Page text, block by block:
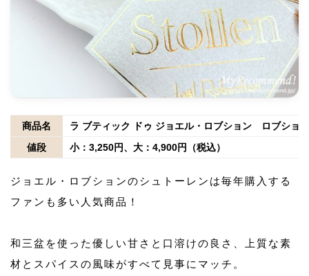
商品名
ラ ブティック ドゥ ジョエル・ロブション ロブショ
値段
小：3,250円、大：4,900円（税込）
ジョエル・ロブションのシュトーレンは毎年購入する
ファンも多い人気商品！
和三盆を使った優しい甘さと口溶けの良さ、上質な素
材とスパイスの風味がすべて見事にマッチ。